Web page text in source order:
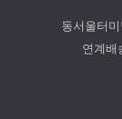
동서울터
연계배